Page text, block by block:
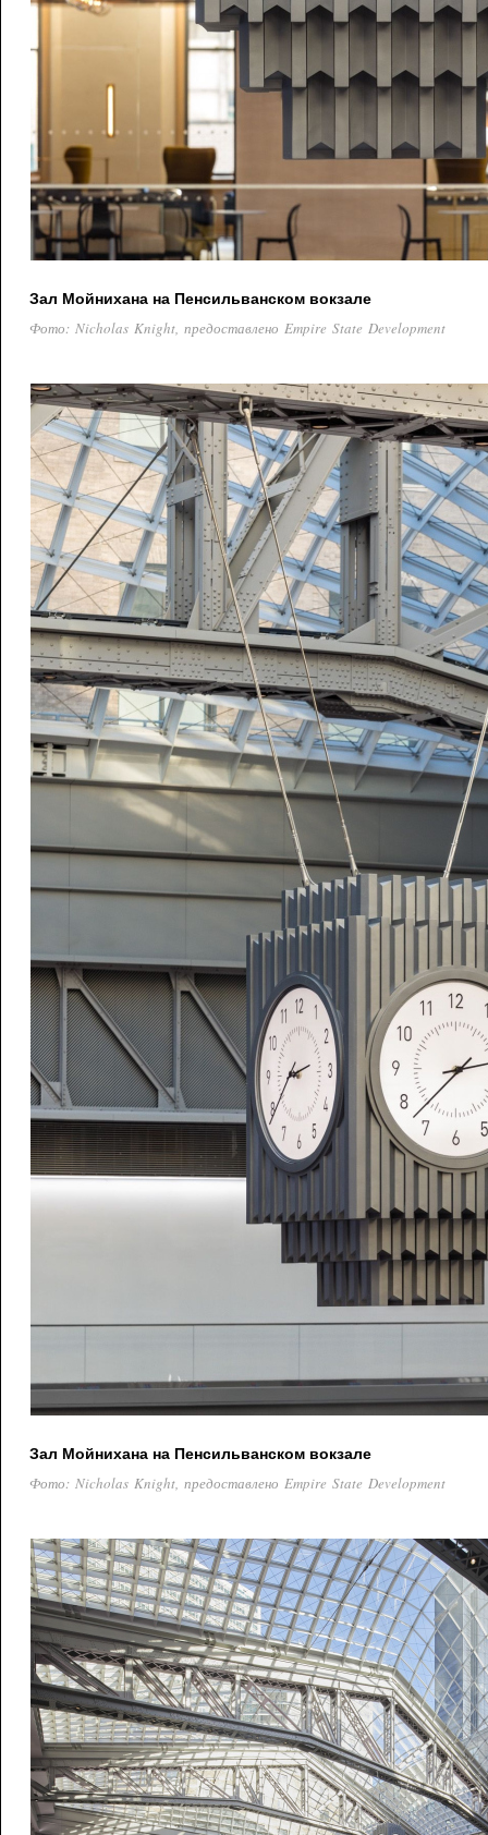
Зал Мойнихана на Пенсильванском вокзале
Фото: Nicholas Knight, предоставлено Empire State Development
Зал Мойнихана на Пенсильванском вокзале
Фото: Nicholas Knight, предоставлено Empire State Development